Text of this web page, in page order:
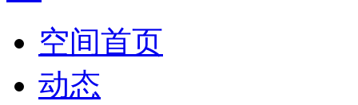
空间首页
动态